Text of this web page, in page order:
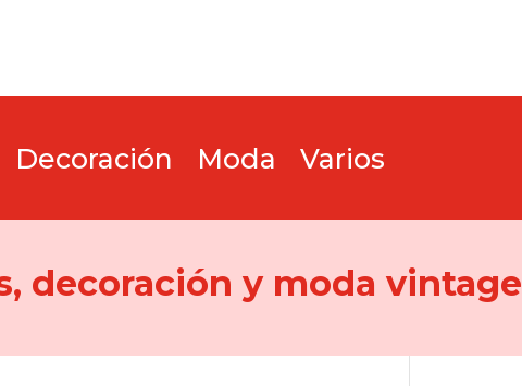
Decoración Moda Varios
decoración y moda vintage